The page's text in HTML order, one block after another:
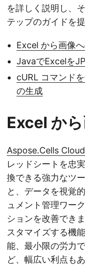
を詳しく説明し、
テップのガイドを提
Excel から画像
JavaでExcelを
cURL コマンド
の生成
Excel か
Aspose.Cells
レッドシートを忠
換できる強力なツ
と、データを視覚
ュメント管理ワー
ションを改善でき
スタマイズする機
能、最小限の労力
ど、幅広い利点もあ